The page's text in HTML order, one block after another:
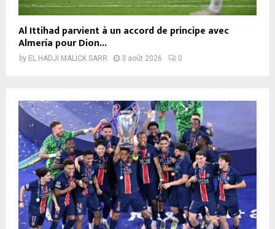
Al Ittihad parvient à un accord de principe avec
Almería pour Dion...
by EL HADJI MALICK SARR 3 août 2026 0